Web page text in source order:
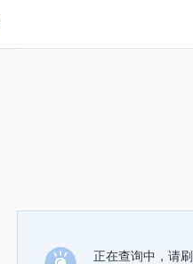
正在查询中，请